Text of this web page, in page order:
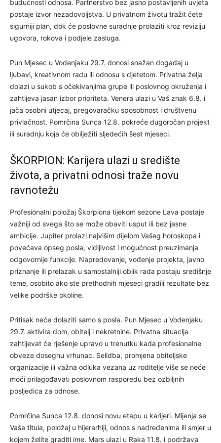
budućnosti odnosa. Partnerstvo bez jasno postavljenih uvjeta
postaje izvor nezadovoljstva. U privatnom životu tražit ćete
sigurniji plan, dok će poslovne suradnje prolaziti kroz reviziju
ugovora, rokova i podjele zasluga.
Pun Mjesec u Vodenjaku 29.7. donosi snažan događaj u
ljubavi, kreativnom radu ili odnosu s djetetom. Privatna želja
dolazi u sukob s očekivanjima grupe ili poslovnog okruženja i
zahtijeva jasan izbor prioriteta. Venera ulazi u Vaš znak 6.8. i
jača osobni utjecaj, pregovaračku sposobnost i društvenu
privlačnost. Pomrčina Sunca 12.8. pokreće dugoročan projekt
ili suradnju koja će obilježiti sljedećih šest mjeseci.
ŠKORPION: Karijera ulazi u središte
života, a privatni odnosi traže novu
ravnotežu
Profesionalni položaj Škorpiona tijekom sezone Lava postaje
važniji od svega što se može obaviti usput ili bez jasne
ambicije. Jupiter prolazi najvišim dijelom Vašeg horoskopa i
povećava opseg posla, vidljivost i mogućnost preuzimanja
odgovornije funkcije. Napredovanje, vođenje projekta, javno
priznanje ili prelazak u samostalniji oblik rada postaju središnje
teme, osobito ako ste prethodnih mjeseci gradili rezultate bez
velike podrške okoline.
Pritisak neće dolaziti samo s posla. Pun Mjesec u Vodenjaku
29.7. aktivira dom, obitelj i nekretnine. Privatna situacija
zahtijevat će rješenje upravo u trenutku kada profesionalne
obveze dosegnu vrhunac. Selidba, promjena obiteljske
organizacije ili važna odluka vezana uz roditelje više se neće
moći prilagođavati poslovnom rasporedu bez ozbiljnih
posljedica za odnose.
Pomrčina Sunca 12.8. donosi novu etapu u karijeri. Mijenja se
Vaša titula, položaj u hijerarhiji, odnos s nadređenima ili smjer u
kojem želite graditi ime. Mars ulazi u Raka 11.8. i podržava